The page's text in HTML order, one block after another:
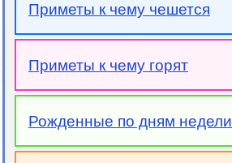
Приметы к чему чешется
Приметы к чему горят
Рожденные по дням недели